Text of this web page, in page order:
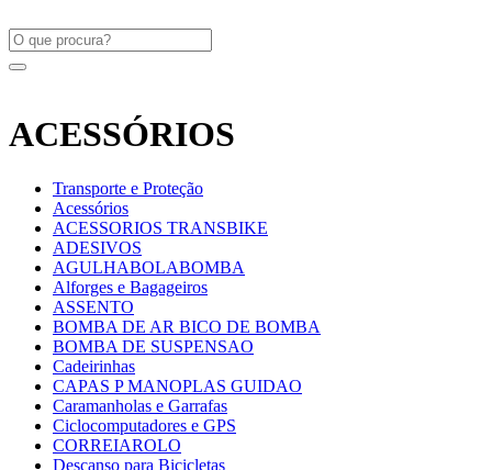
ACESSÓRIOS
Transporte e Proteção
Acessórios
ACESSORIOS TRANSBIKE
ADESIVOS
AGULHABOLABOMBA
Alforges e Bagageiros
ASSENTO
BOMBA DE AR BICO DE BOMBA
BOMBA DE SUSPENSAO
Cadeirinhas
CAPAS P MANOPLAS GUIDAO
Caramanholas e Garrafas
Ciclocomputadores e GPS
CORREIAROLO
Descanso para Bicicletas